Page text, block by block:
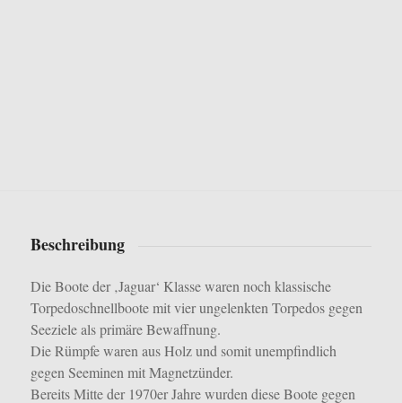
Beschreibung
Die Boote der ‚Jaguar‘ Klasse waren noch klassische
Torpedoschnellboote mit vier ungelenkten Torpedos gegen
Seeziele als primäre Bewaffnung.
Die Rümpfe waren aus Holz und somit unempfindlich
gegen Seeminen mit Magnetzünder.
Bereits Mitte der 1970er Jahre wurden diese Boote gegen